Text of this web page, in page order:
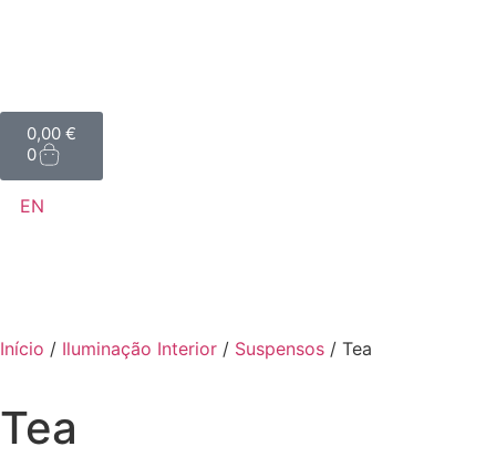
0,00 €
0
EN
Início / Iluminação Interior / Suspensos / Tea
Tea